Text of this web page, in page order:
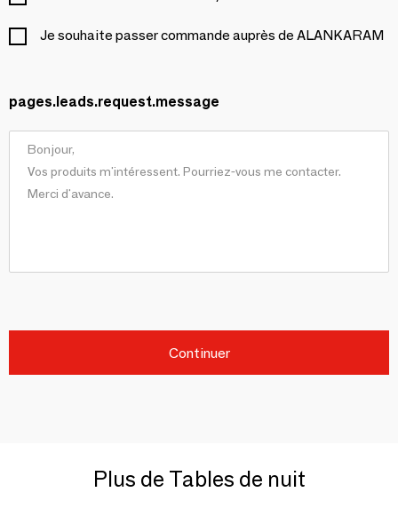
Je souhaite passer commande auprès de ALANKARAM
pages.leads.request.message
Continuer
Plus de Tables de nuit